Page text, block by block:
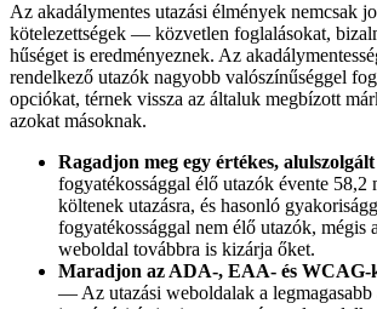
Az akadálymentes utazási élmények nemcsak
kötelezettségek — közvetlen foglalásokat,
hűséget is eredményeznek. Az
rendelkező utazók nagyobb valószínűséggel
opciókat, térnek vissza az általuk megbízott
azokat másoknak.
Ragadjon meg egy értékes,
fogyatékossággal élő utazók évente
költenek utazásra, és hasonló
fogyatékossággal nem élő utazók, mégis
weboldal továbbra is kizárja őket.
Maradjon az ADA-, EAA- és WCAG-
— Az utazási weboldalak a legmagasabb